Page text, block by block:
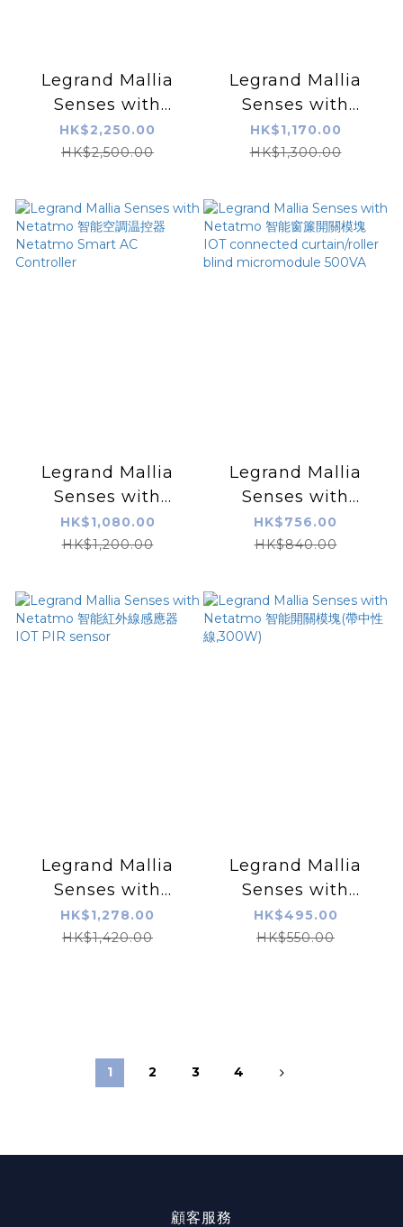
Legrand Mallia
Senses with
Netatmo 智能門鈴
Smart Door Bell
HK$2,250.00
HK$2,500.00
Legrand Mallia
Senses with
Netatmo 智能網關
Mobile Gateway
HK$1,170.00
HK$1,300.00
Legrand Mallia
Senses with
Netatmo 智能空調温
控器 Netatmo
Controller
HK$1,080.00
HK$1,200.00
Legrand Mallia
Senses with
Netatmo 智能窗簾開
關模塊 IOT
curtain/roller blind
micromodule
HK$756.00
HK$840.00
Legrand Mallia
Senses with
Netatmo 智能紅外線
感應器 IOT PIR
HK$1,278.00
HK$1,420.00
Legrand Mallia
Senses with
Netatmo 智能開關模
塊(帶中性線,300W)
HK$495.00
HK$550.00
1 2 3 4
顧客服務